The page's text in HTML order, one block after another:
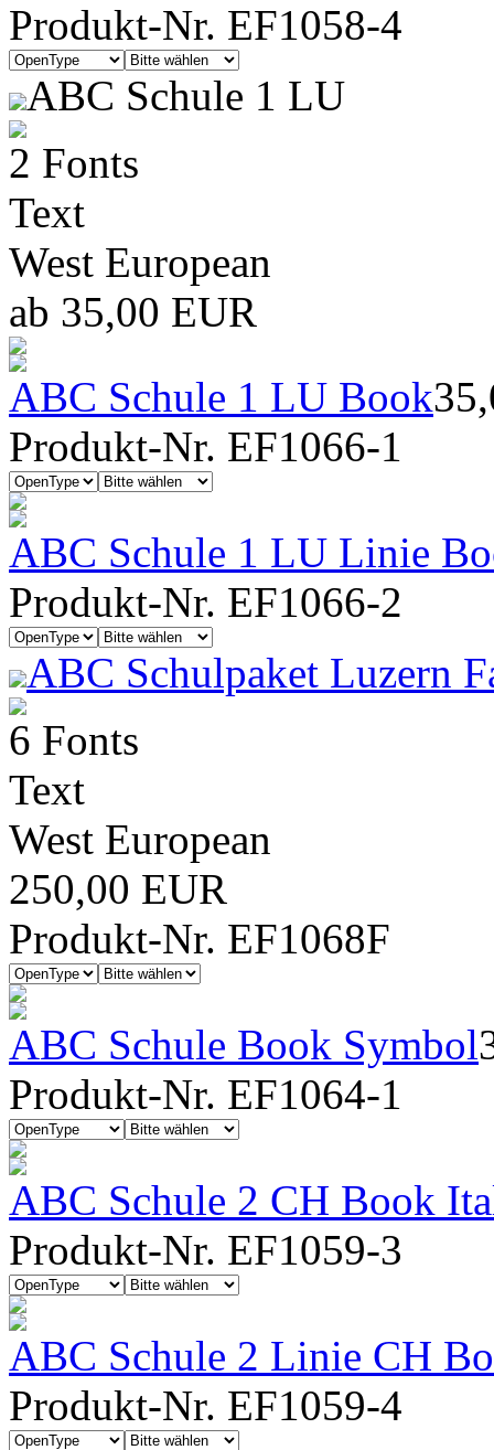
Produkt-Nr. EF1058-4
ABC Schule 1 LU
2 Fonts
Text
West European
ab 35,00 EUR
ABC Schule 1 LU Book
Produkt-Nr. EF1066-1
ABC Schule 1 LU Linie
Produkt-Nr. EF1066-2
ABC Schulpaket Luzern
6 Fonts
Text
West European
250,00 EUR
Produkt-Nr. EF1068F
ABC Schule Book Symbol
Produkt-Nr. EF1064-1
ABC Schule 2 CH Book
Produkt-Nr. EF1059-3
ABC Schule 2 Linie CH
Produkt-Nr. EF1059-4